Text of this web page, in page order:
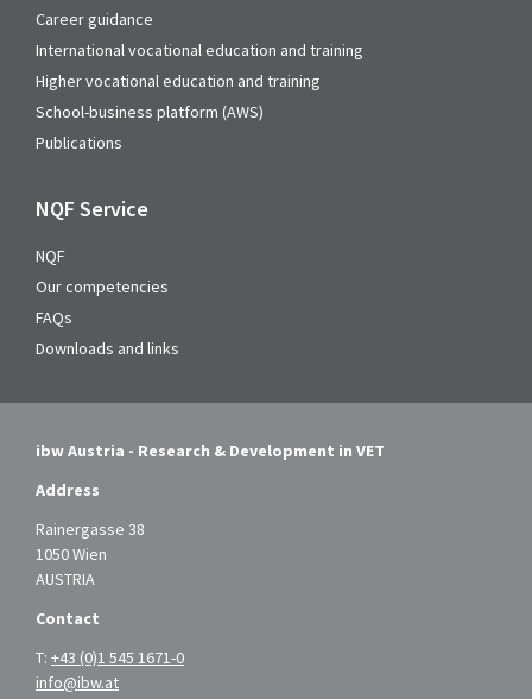
Career guidance
International vocational education and training
Higher vocational education and training
School-business platform (AWS)
Publications
NQF Service
NQF
Our competencies
FAQs
Downloads and links
ibw Austria - Research & Development in VET
Address
Rainergasse 38
1050 Wien
AUSTRIA
Contact
T: +43 (0)1 545 1671-0
info@ibw.at